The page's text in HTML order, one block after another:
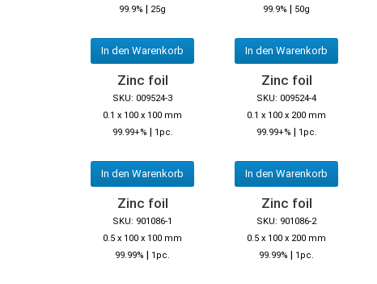
99.9% | 25g
In den Warenkorb
99.9% | 50g
In den Warenkorb
Zinc foil
SKU: 009524-3
0.1 x 100 x 100 mm
99.99+% | 1pc.
In den Warenkorb
Zinc foil
SKU: 009524-4
0.1 x 100 x 200 mm
99.99+% | 1pc.
In den Warenkorb
Zinc foil
SKU: 901086-1
0.5 x 100 x 100 mm
99.99% | 1pc.
Zinc foil
SKU: 901086-2
0.5 x 100 x 200 mm
99.99% | 1pc.